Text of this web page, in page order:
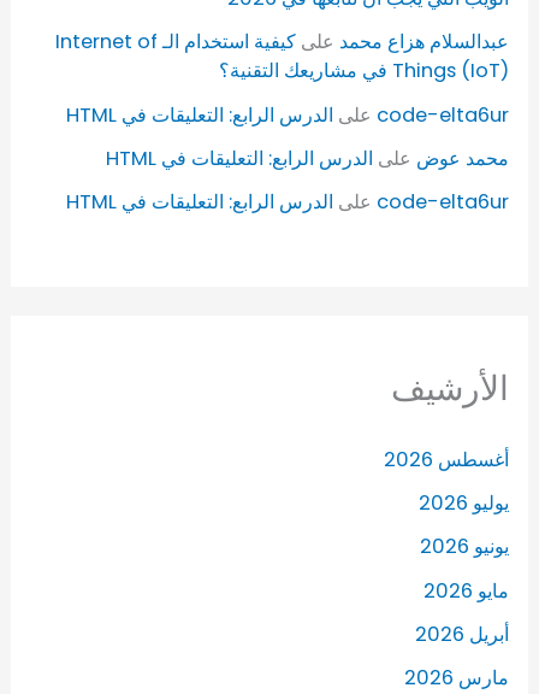
عبدالسلام هزاع محمد على
كيفية استخدام الـ Internet of
Things (IoT) في مشاريعك التقنية؟
code-elta6ur على الدرس الرابع: التعليقات في HTML
محمد عوض على الدرس الرابع: التعليقات في HTML
code-elta6ur على الدرس الرابع: التعليقات في HTML
الأرشيف
أغسطس 2026
يوليو 2026
يونيو 2026
مايو 2026
أبريل 2026
مارس 2026